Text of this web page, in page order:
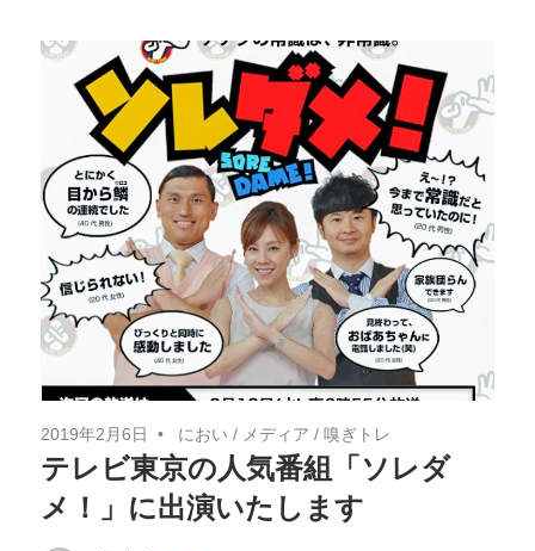
レ
（荘
司
博
行）
2019年2月6日 におい / メディア / 嗅ぎトレ
テレビ東京の人気番組「ソレダ
メ！」に出演いたします